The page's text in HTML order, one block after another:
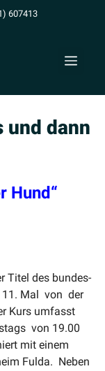
607413
und dann
Hund“
Titel des bundes­
11. Mal von der
Kurs umfasst
von 19.00
mit einem
Fulda. Neben